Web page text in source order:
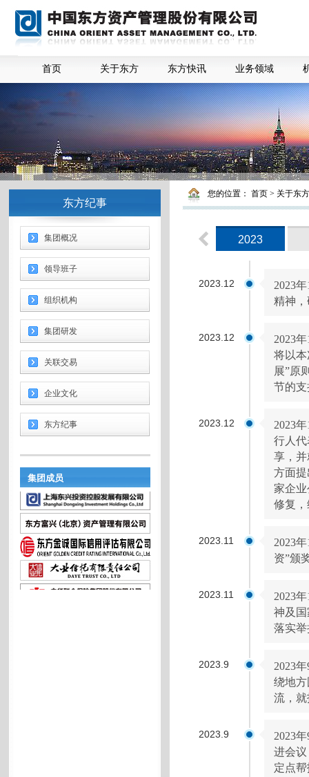
首页 关于东方 东方快讯 业务领域
东方纪事
集团概况
领导班子
组织机构
集团研发
关联交易
企业文化
东方纪事
集团成员
您的位置： 首页 > 关于东方
2023
2023.12
2023
精神
2023.12
2023
将以
展”原
节的
2023.12
2023
行人
享，
方面
家企
修复
2023.11
2023
资”颁
2023.11
2023
神及
落实
2023.9
2023
绕地
流，
2023.9
2023
进会
定点